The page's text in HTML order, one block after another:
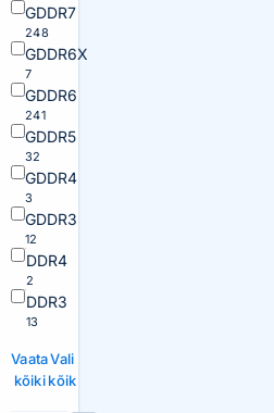
GDDR7
248
GDDR6X
7
GDDR6
241
GDDR5
32
GDDR4
3
GDDR3
12
DDR4
2
DDR3
13
Vaata
kõiki
Vali
kõik